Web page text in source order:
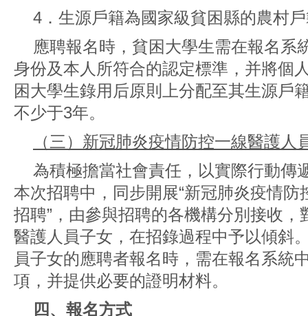
4．生源戶籍為國家級貧困縣的農村
應聘報名時，貧困大學生需在報名系
身份及本人所符合的認定標準，并將個
困大學生錄用后原則上分配至其生源戶
不少于3年。
（三）新冠肺炎疫情防控一線醫護人
為積極擔當社會責任，以實際行動傳
本次招聘中，同步開展“新冠肺炎疫情
招聘”，由參與招聘的各機構分別接收，
醫護人員子女，在招錄過程中予以傾斜
員子女的應聘者報名時，需在報名系統
項，并提供必要的證明材料。
四、報名方式